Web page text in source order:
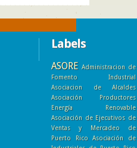
Labels
ASORE Administracion de
Fomento Industrial
Asociacion de Alcaldes
Asociación Productores
Energía Renovable
Asociación de Ejecutivos de
Ventas y Mercadeo de
Puerto Rico
Asociación de